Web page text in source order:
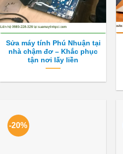
Sửa máy tính Phú Nhuận tại
nhà chậm đơ – Khắc phục
tận nơi lấy liền
-20%